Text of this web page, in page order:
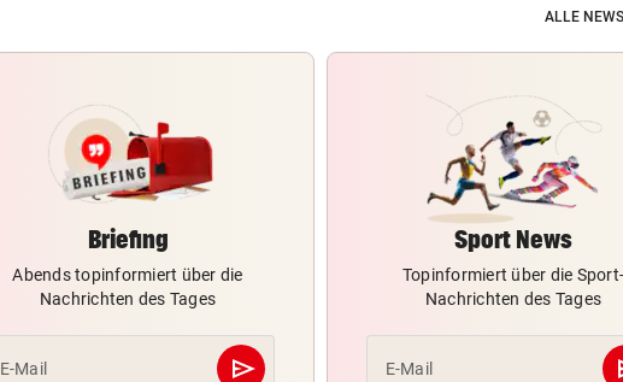
ALLE
Briefing
Abends topinformiert über die
Nachrichten des Tages
E-Mail send
Abschicken
Sport News
Topinformiert über die Sport-
Nachrichten des Tages
E-Mail